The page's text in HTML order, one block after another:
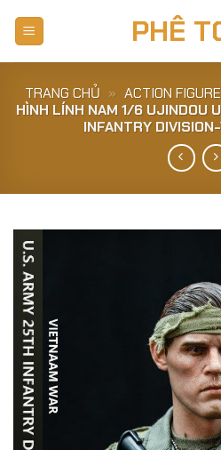
PHÊ
TRANG CHỦ » ACTION
HÌNH LÍNH NAM 1/6 UJINDOU
INFANTRY